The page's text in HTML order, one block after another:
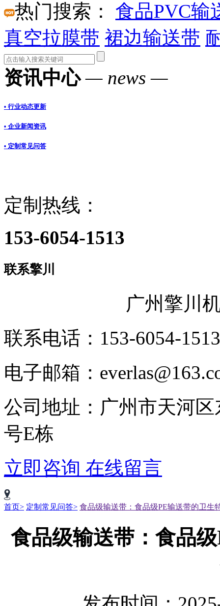
热门搜索：
食品PVC输
真空拉膜带 裙边输送带
资讯中心— news —
• 行业动态更新
• 企业新闻资讯
• 定制常见问答
定制热线：
153-6054-1513
联系擎川
广州擎川
联系电话：153-6054-1513
电子邮箱：
公司地址：广州市天河
号E栋
立即咨询 在线留言
首页> 定制常见问答> 食品级输送带：食品级PE输送带的卫生
食品级输送带：食品